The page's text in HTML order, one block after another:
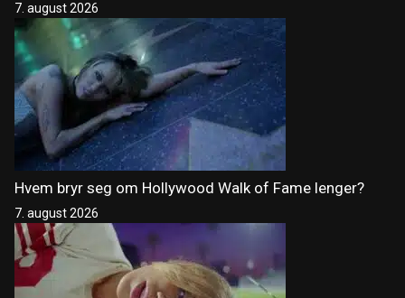
7. august 2026
Hvem bryr seg om Hollywood Walk of Fame lenger?
7. august 2026